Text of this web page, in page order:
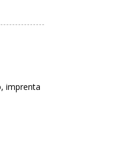
imprenta